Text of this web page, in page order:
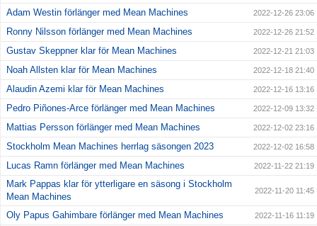
Adam Westin förlänger med Mean Machines 2022-12-26 23:06
Ronny Nilsson förlänger med Mean Machines 2022-12-26 21:52
Gustav Skeppner klar för Mean Machines 2022-12-21 21:03
Noah Allsten klar för Mean Machines 2022-12-18 21:40
Alaudin Azemi klar för Mean Machines 2022-12-16 13:16
Pedro Piñones-Arce förlänger med Mean Machines 2022-12-09 13:32
Mattias Persson förlänger med Mean Machines 2022-12-02 23:16
Stockholm Mean Machines herrlag säsongen 2023 2022-12-02 16:58
Lucas Ramn förlänger med Mean Machines 2022-11-22 21:19
Mark Pappas klar för ytterligare en säsong i Stockholm
Mean Machines
2022-11-20 11:45
Oly Papus Gahimbare förlänger med Mean Machines 2022-11-16 11:19